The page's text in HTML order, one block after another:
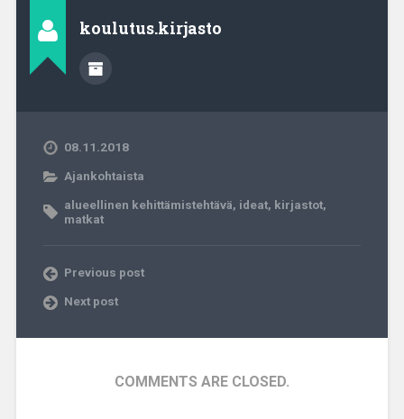
koulutus.kirjasto
08.11.2018
Ajankohtaista
alueellinen kehittämistehtävä, ideat, kirjastot,
matkat
Previous post
Next post
COMMENTS ARE CLOSED.